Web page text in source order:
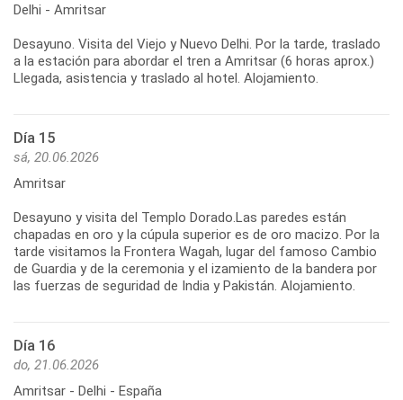
Delhi - Amritsar
Desayuno. Visita del Viejo y Nuevo Delhi. Por la tarde, traslado
a la estación para abordar el tren a Amritsar (6 horas aprox.)
Llegada, asistencia y traslado al hotel. Alojamiento.
Día 15
sá, 20.06.2026
Amritsar
Desayuno y visita del Templo Dorado.Las paredes están
chapadas en oro y la cúpula superior es de oro macizo. Por la
tarde visitamos la Frontera Wagah, lugar del famoso Cambio
de Guardia y de la ceremonia y el izamiento de la bandera por
las fuerzas de seguridad de India y Pakistán. Alojamiento.
Día 16
do, 21.06.2026
Amritsar - Delhi - España